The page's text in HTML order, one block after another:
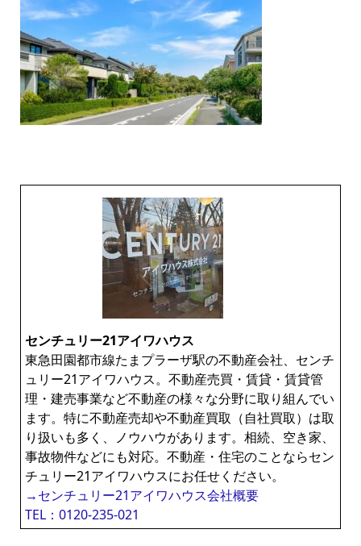
センチュリー21アイワハウス
東急田園都市線たまプラーザ駅の不動産会社、センチ
ュリー21アイワハウス。不動産売買・賃貸・賃貸管
理・建売事業など不動産の様々な分野に取り組んでい
ます。特に不動産売却や不動産買取（自社買取）は取
り扱いも多く、ノウハウがあります。相続、空き家、
事故物件などにも対応。不動産・住宅のことならセン
チュリー21アイワハウスにお任せください。
→センチュリー21アイワハウス会社概要
TEL：0120-235-021